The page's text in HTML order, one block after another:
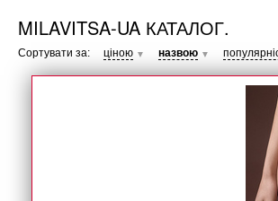
MILAVITSA-UA КАТАЛОГ.
Сортувати за: ціною ▼ назвою ▼